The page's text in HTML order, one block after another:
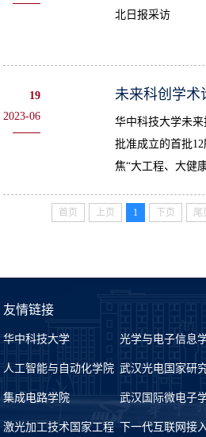
北日报采访
19
2023-06
华中科技大学未来
批准成立的首批
焦“大工程、大健
业交叉、科教协
首页 上页 1 下页 尾
友情链接
华中科技大学 光学与电子信息
人工智能与自动化学院 武汉光电国家研
集成电路学院 武汉国际微电子
激光加工技术国家工程
下一代互联网接